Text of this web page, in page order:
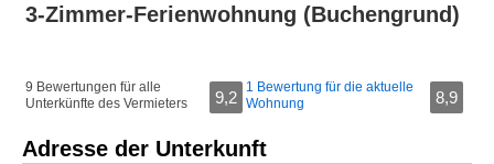
3-Zimmer-Ferienwohnung (Buchengrund)
9 Bewertungen für alle
Unterkünfte des Vermieters
9,2
1 Bewertung für die aktuelle
Wohnung
8,9
Adresse der Unterkunft